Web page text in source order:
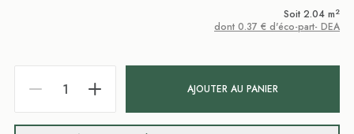
Soit 2.04 m2
dont 0.37 € d'éco-part- DEA
AJOUTER AU PANIER